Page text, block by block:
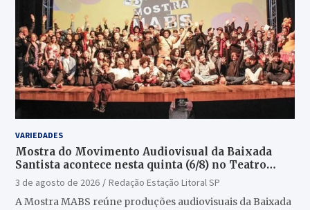
VARIEDADES
Mostra do Movimento Audiovisual da Baixada
Santista acontece nesta quinta (6/8) no Teatro
Guarany
3 de agosto de 2026
Redação Estação Litoral SP
A Mostra MABS reúne produções audiovisuais da Baixada